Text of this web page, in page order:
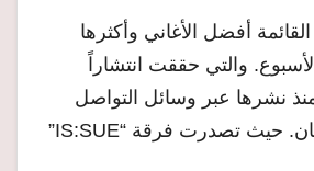
أفضل الأغاني وأكثرها
والتي حققت انتشاراً
نشرها عبر وسائل التواصل
الاجتماعي في اليابان. حيث تصدرت فرقة “IS:SUE”